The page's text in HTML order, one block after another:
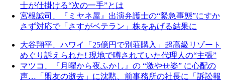
士が仕掛ける“次の一手”とは
宮根誠司、『ミヤネ屋』出演弁護士の“緊急事態”にすか
さず対応で「さすがベテラン」株をあげる結果に
大谷翔平、ハワイ「25億円で別荘購入」超高級リゾート
めぐり訴えられた! 現地で噂されていた代理人の“主張”
マツコ、『月曜から夜ふかし』の “激やせ姿” に心配の
声…「盟友の逝去」に沈黙、前事務所の社長に「訴訟報